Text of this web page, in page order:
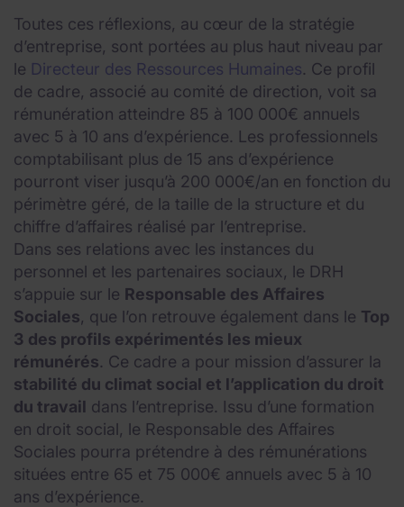
Toutes ces réflexions, au cœur de la stratégie
d’entreprise, sont portées au plus haut niveau par
le Directeur des Ressources Humaines. Ce profil
de cadre, associé au comité de direction, voit sa
rémunération atteindre 85 à 100 000€ annuels
avec 5 à 10 ans d’expérience. Les professionnels
comptabilisant plus de 15 ans d’expérience
pourront viser jusqu’à 200 000€/an en fonction du
périmètre géré, de la taille de la structure et du
chiffre d’affaires réalisé par l’entreprise.
Dans ses relations avec les instances du
personnel et les partenaires sociaux, le DRH
s’appuie sur le Responsable des Affaires
Sociales, que l’on retrouve également dans le Top
3 des profils expérimentés les mieux
rémunérés. Ce cadre a pour mission d’assurer la
stabilité du climat social et l’application du droit
du travail dans l’entreprise. Issu d’une formation
en droit social, le Responsable des Affaires
Sociales pourra prétendre à des rémunérations
situées entre 65 et 75 000€ annuels avec 5 à 10
ans d’expérience.